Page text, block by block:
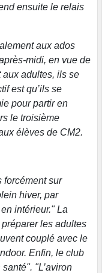
ensuite le relais
aux ados
midi, en vue de
aux adultes, ils se
est qu’ils se
pour partir en
le troisième
élèves de CM2.
forcément sur
hiver, par
intérieur." La
les adultes
couplé avec le
Enfin, le club
"L’aviron